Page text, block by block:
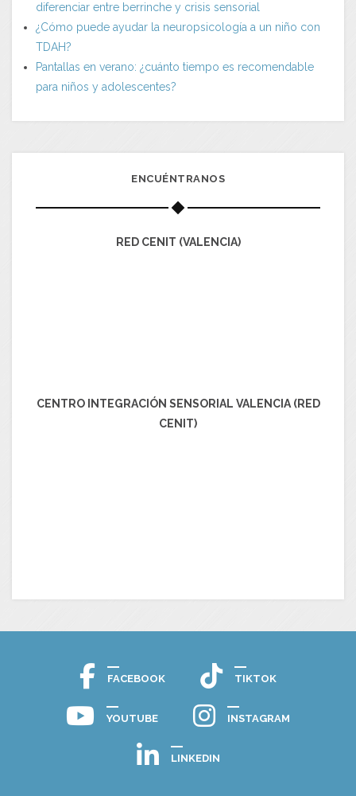
diferenciar entre berrinche y crisis sensorial
¿Cómo puede ayudar la neuropsicología a un niño con
TDAH?
Pantallas en verano: ¿cuánto tiempo es recomendable
para niños y adolescentes?
ENCUÉNTRANOS
RED CENIT (VALENCIA)
CENTRO INTEGRACIÓN SENSORIAL VALENCIA (RED
CENIT)
FACEBOOK TIKTOK
YOUTUBE INSTAGRAM
LINKEDIN